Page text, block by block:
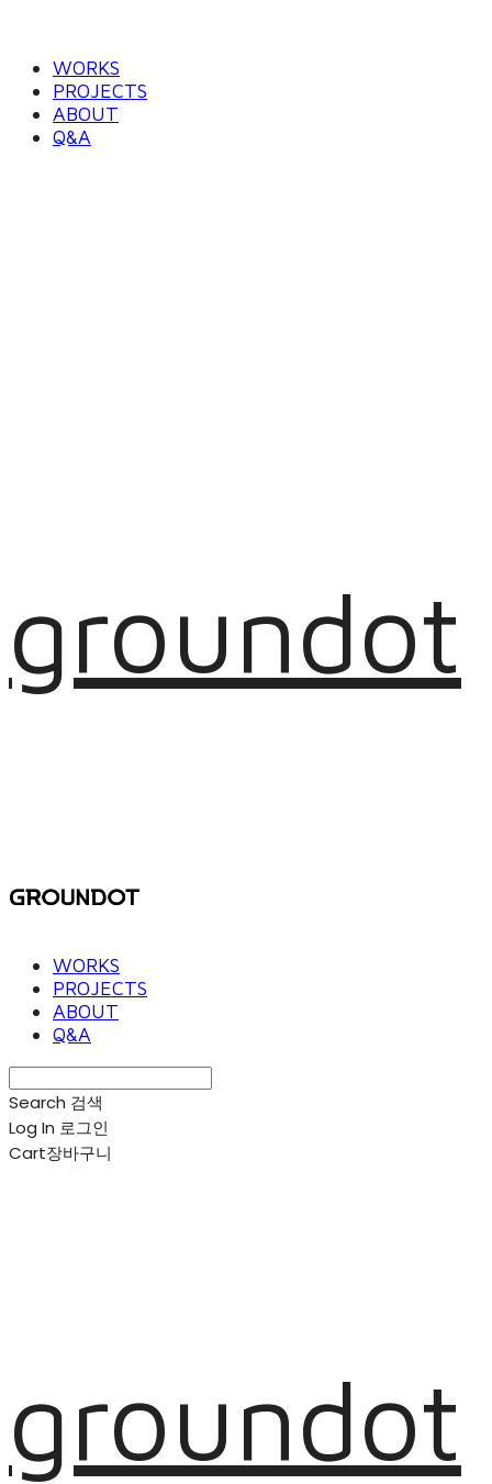
WORKS
PROJECTS
ABOUT
Q&A
groundot
WORKS
PROJECTS
ABOUT
Q&A
Search 검색
Log In 로그인
Cart장바구니
groundot